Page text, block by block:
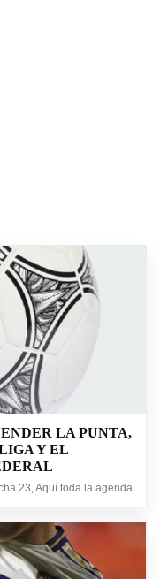
LA PUNTA,
Y EL
23, Aquí toda la agenda.